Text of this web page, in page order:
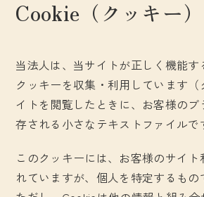
Cookie（クッキー）
当法人は、当サイトが正しく機能
クッキーを収集・利用しています（
イトを閲覧したときに、お客様の
存される小さなテキストファイルで
このクッキーには、お客様のサイ
れていますが、個人を特定するもの